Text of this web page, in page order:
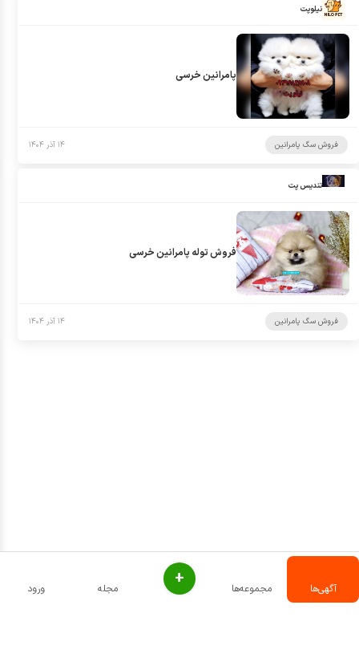
نیلوپت
پامرانین خرسی
فروش سگ پامرانین ۱۴ آذر ۱۴۰۴
تندیس پت
فروش توله پامرانین خرسی
فروش سگ پامرانین ۱۴ آذر ۱۴۰۴
ورود مجله + مجموعه‌ها آگهی‌ها